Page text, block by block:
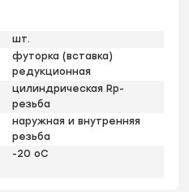
шт.
футорка (вставка)
редукционная
цилиндрическая Rp-
резьба
наружная и внутренняя
резьба
-20 оС